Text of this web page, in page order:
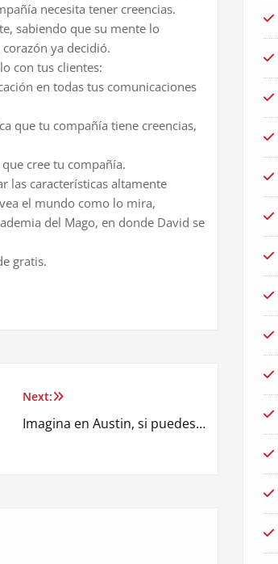
necesita tener creencias.
sabiendo que su mente lo
ya decidió.
con tus clientes:
en todas tus comunicaciones
que tu compañía tiene creencias,
cree tu compañía.
las características altamente
el mundo como lo mira,
del Mago, en donde David se
gratis.
Next:
Imagina en Austin, si puedes…